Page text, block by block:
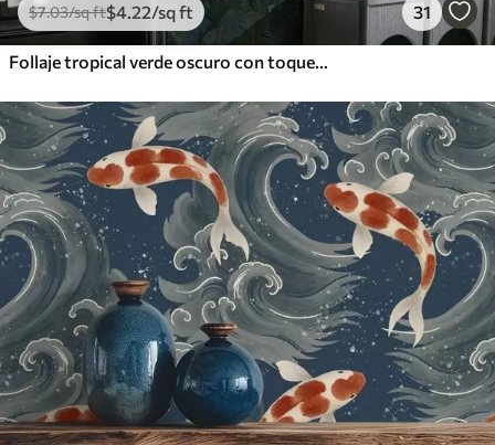
$7.03/sq ft$4.22/sq ft 31
Follaje tropical verde oscuro con toques azules